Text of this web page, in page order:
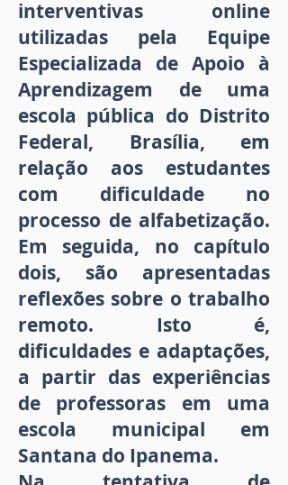
interventivas online
utilizadas pela Equipe
Especializada de Apoio à
Aprendizagem de uma
escola pública do Distrito
Federal, Brasília, em
relação aos estudantes
com dificuldade no
processo de alfabetização.
Em seguida, no capítulo
dois, são apresentadas
reflexões sobre o trabalho
remoto. Isto é,
dificuldades e adaptações,
a partir das experiências
de professoras em uma
escola municipal em
Santana do Ipanema.